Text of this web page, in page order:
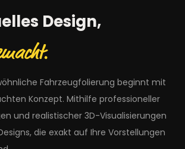
Design,
Fahrzeugfolierung beginnt mit
Konzept. Mithilfe professioneller
und realistischer 3D-Visualisierungen
die exakt auf Ihre Vorstellungen